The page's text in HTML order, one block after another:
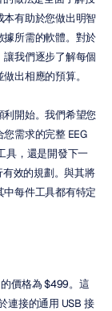
本有助於您做出明智
所需的軟體。對於
我們逐步了解每個
出相應的預算。
開始。我們希望您
需求的完整 EEG
具，還是開發下一
效的規劃。與其將
每件工具都有特定
價格為 $499。這
連接的通用 USB 接